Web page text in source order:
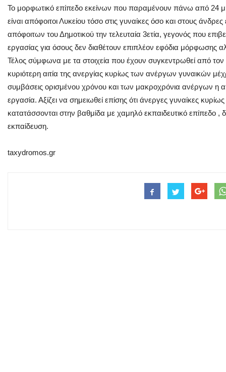
Το μορφωτικό επίπεδο εκείνων που παραμένουν πάνω από 24
είναι απόφοιτοι Λυκείου τόσο στις γυναίκες όσο και στους
απόφοιτων του Δημοτικού την τελευταία 3ετία, γεγονός που
εργασίας για όσους δεν διαθέτουν επιπλέον εφόδια μόρφωσης
Τέλος σύμφωνα με τα στοιχεία που έχουν συγκεντρωθεί από
κυριότερη αιτία της ανεργίας κυρίως των ανέργων γυναικών
συμβάσεις ορισμένου χρόνου και των μακροχρόνια ανέργων η
εργασία. Αξίζει να σημειωθεί επίσης ότι άνεργες γυναίκες
κατατάσσονται στην βαθμίδα με χαμηλό εκπαιδευτικό επίπεδο
εκπαίδευση.
taxydromos.gr